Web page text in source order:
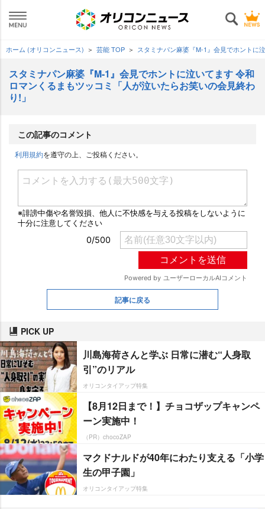
ホーム (オリコンニュース) 芸能 TOP スタミナパン麻婆『M-1』会見でホントに
スタミナパン麻婆『M-1』会見でホントに泣いてます 令和
ロマンくるまもツッコミ「人が泣いたらお笑いの会見終わ
り!」
この記事のコメント
利用規約を遵守の上、ご投稿ください。
記事に戻る
PICK UP
川島海荷さんと学ぶ 日常に潜む“人身取
引”のリアル
オリコンタイアップ特集
【8月12日まで！】チョコザップキャンペ
ーン実施中！
（PR）chocoZAP
マクドナルドが40年にわたり支える「小学
生の甲子園」
オリコンタイアップ特集